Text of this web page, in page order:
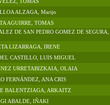
ALZAGA, Marijo
AGUIRRE, TOMAS
DE SAN PEDRO GOMEZ DE SEGURA,
LIZARRAGA, IRENE
CASTILLO, LUIS MIGUEL
URRETABIZKAIA, OLAIA
FERNÁNDEZ, ANA CRIS
BALENTZIAGA, ARKAITZ
ABALDE, IÑAKI